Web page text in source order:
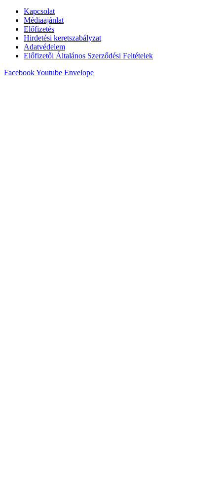
Kapcsolat
Médiaajánlat
Előfizetés
Hirdetési keretszabályzat
Adatvédelem
Előfizetői Általános Szerződési Feltételek
FacebookYoutube Envelope